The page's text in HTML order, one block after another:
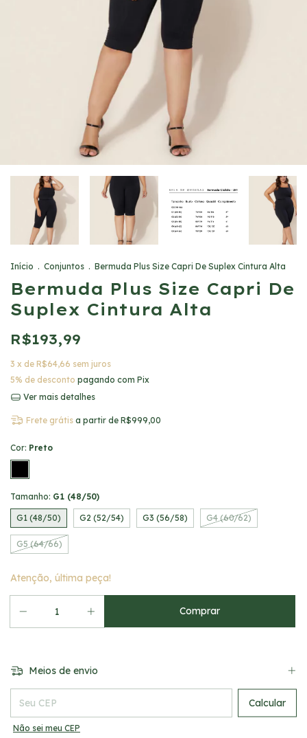
Início . Conjuntos . Bermuda Plus Size Capri De Suplex Cintura Alta
Bermuda Plus Size Capri De
Suplex Cintura Alta
R$193,99
3 x de R$64,66 sem juros
5% de desconto pagando com Pix
Ver mais detalhes
Frete grátis a partir de R$999,00
Cor: Preto
Tamanho: G1 (48/50)
G1 (48/50) G2 (52/54) G3 (56/58) G4 (60/62)
G5 (64/66)
Atenção, última peça!
Meios de envio
Entregas para o CEP:
Calcular
Não sei meu CEP